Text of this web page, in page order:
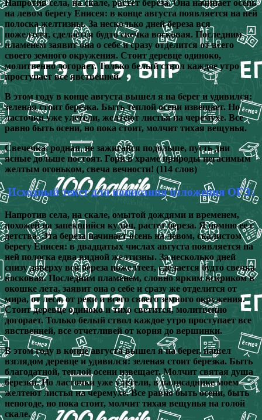
Напротив села, на скале, растет береза. Она начинает осень
на левом берегу Енисея: в конце августа появляется на ней
полоска желтизны. За несколько дней береза вся
пожелтеет, сделается будто свечка восковая. Последним
пламенем заявит она о себе и сразу отделится от всего
своего земного окружения. Стоит деревце одиноко,
молитвенно догорает. Только белый ствол каждое утро
проступает все явственней.
В этом году в конце августа вышел я на берег и удивился:
зеленая стоит березка. Быть теплой осени извещает. Но
ласточки уже улетели, желтеют листья на черемухе. Все
равно быть осени, но пока стоит, молчит тихая вещунья.
Свечечка, родная, не зажигайся подольше, пусть дни
ясные дольше постоят. Гори в храме природы негасимым
желтым огоньком, свеча вечности! (114 слов)
Исходный текст для написания изложения ОГЭ:
Напротив села, на скале, омытой дождями и временем,
похожей на запекшийся кулич, растет береза. Я помню ее с
детства. Эта береза начинает осень на левом, скалистом
берегу Енисея: в двадцатых числах августа появляется на
ней полоска едва видной желтизны. За несколько дней
снизу доверху вся береза пожелтеет, сделается будто свечка
восковая. Последним пламенем, словно ярким вскриком в
окошке лета, заявит она о себе и сразу же отделится от
мира, от леса, от реки и всего своего земного окружения.
Стоит деревце одиноко и тихо светится, молитвенно
догорает. Только белый ствол каждое утро проступает все
явственней, все отчетливей от корня до вершинки.
В этом году в конце августа вышел я на берег, нашел
взглядом деревце и удивился: зеленая стоит березка. Быть
благодатной, теплой осени извещает. Молчит святая душа
березки. Но ласточки уже улетели, в палисаднике моем
желтеют листья на черемухе. Все равно быть осени, быть
непогоде, но пока стоит, молчит тихая вещунья на голой
скале.